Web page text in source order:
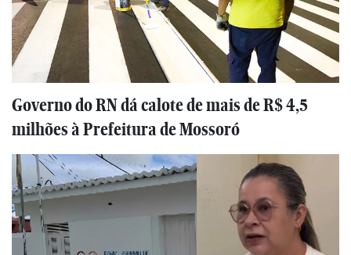
Governo do RN dá calote de mais de R$ 4,5
milhões à Prefeitura de Mossoró